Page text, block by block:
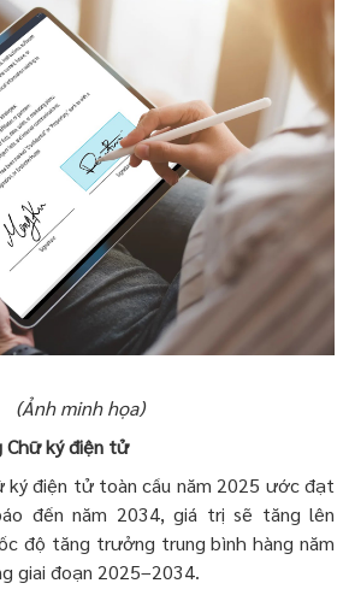
(Ảnh minh họa)
ký điện tử
ký điện tử toàn cầu năm 2025 ước đạt
đến năm 2034, giá trị sẽ tăng lên
độ tăng trưởng trung bình hàng năm
giai đoạn 2025–2034.